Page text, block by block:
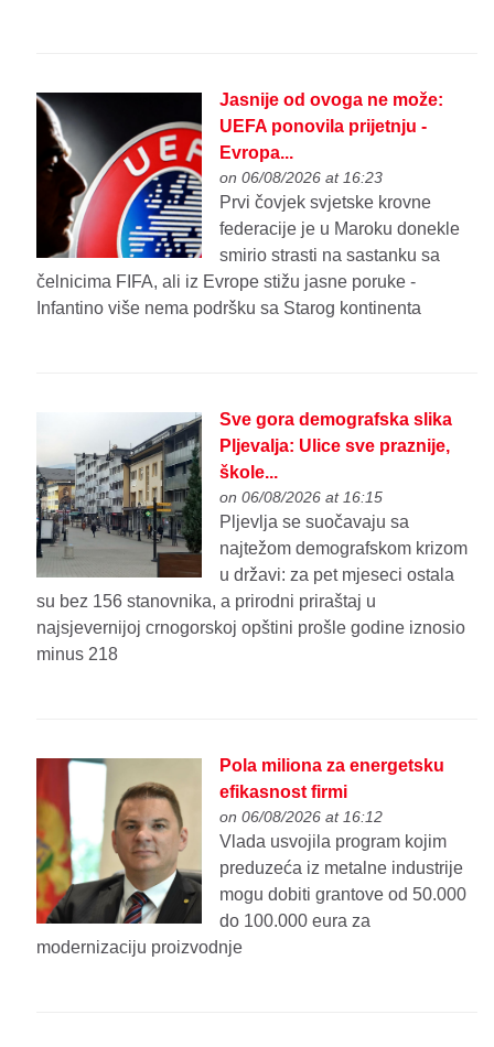
Jasnije od ovoga ne može:
UEFA ponovila prijetnju -
Evropa...
on 06/08/2026 at 16:23
Prvi čovjek svjetske krovne
federacije je u Maroku donekle
smirio strasti na sastanku sa
čelnicima FIFA, ali iz Evrope stižu jasne poruke -
Infantino više nema podršku sa Starog kontinenta
Sve gora demografska slika
Pljevalja: Ulice sve praznije,
škole...
on 06/08/2026 at 16:15
Pljevlja se suočavaju sa
najtežom demografskom krizom
u državi: za pet mjeseci ostala
su bez 156 stanovnika, a prirodni priraštaj u
najsjevernijoj crnogorskoj opštini prošle godine iznosio
minus 218
Pola miliona za energetsku
efikasnost firmi
on 06/08/2026 at 16:12
Vlada usvojila program kojim
preduzeća iz metalne industrije
mogu dobiti grantove od 50.000
do 100.000 eura za
modernizaciju proizvodnje